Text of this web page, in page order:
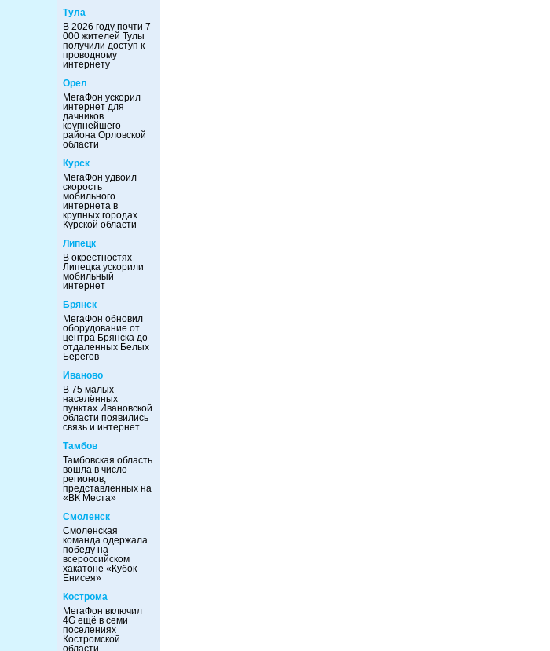
Тула
В 2026 году почти 7
000 жителей Тулы
получили доступ к
проводному
интернету
Орел
МегаФон ускорил
интернет для
дачников
крупнейшего
района Орловской
области
Курск
МегаФон удвоил
скорость
мобильного
интернета в
крупных городах
Курской области
Липецк
В окрестностях
Липецка ускорили
мобильный
интернет
Брянск
МегаФон обновил
оборудование от
центра Брянска до
отдаленных Белых
Берегов
Иваново
В 75 малых
населённых
пунктах Ивановской
области появились
связь и интернет
Тамбов
Тамбовская область
вошла в число
регионов,
представленных на
«ВК Места»
Смоленск
Смоленская
команда одержала
победу на
всероссийском
хакатоне «Кубок
Енисея»
Кострома
МегаФон включил
4G ещё в семи
поселениях
Костромской
области